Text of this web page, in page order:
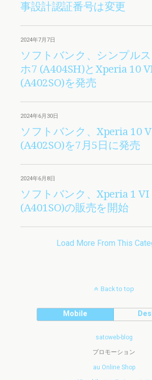
事設計認証番号は変更
2024年7月7日
ソフトバンク、シンプル
ホ7 (A404SH)とXperia 10
(A402SO)を発売
2024年6月30日
ソフトバンク、Xperia 10
(A402SO)を7月5日に発売
2024年6月8日
ソフトバンク、Xperia 1 VI
(A401SO)の販売を開始
Load More From This
Back to top
Mobile
satoweb-blog
プロモーション
au Online Shop